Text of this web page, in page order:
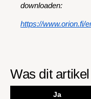
downloaden:
Was dit
Ja